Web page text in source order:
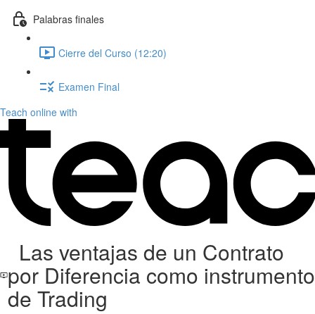
Palabras finales
Cierre del Curso (12:20)
Examen Final
Teach online with
Las ventajas de un Contrato
por Diferencia como instrumento
de Trading